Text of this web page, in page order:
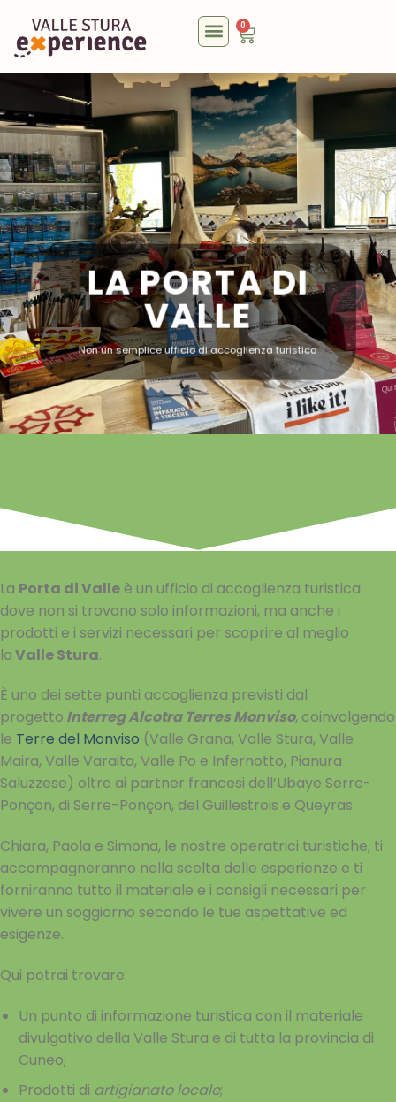
0
LA PORTA DI
VALLE
Non un semplice ufficio di accoglienza turistica
La Porta di Valle è un ufficio di accoglienza turistica
dove non si trovano solo informazioni, ma anche i
prodotti e i servizi necessari per scoprire al meglio
laValle Stura.
È uno dei sette punti accoglienza previsti dal
progetto Interreg Alcotra Terres Monviso, coinvolgendo
le Terre del Monviso (Valle Grana, Valle Stura, Valle
Maira, Valle Varaita, Valle Po e Infernotto, Pianura
Saluzzese) oltre ai partner francesi dell’Ubaye Serre-
Ponçon, di Serre-Ponçon, del Guillestrois e Queyras.
Chiara, Paola e Simona, le nostre operatrici turistiche, ti
accompagneranno nella scelta delle esperienze e ti
forniranno tutto il materiale e i consigli necessari per
vivere un soggiorno secondo le tue aspettative ed
esigenze.
Qui potrai trovare:
Un punto di informazione turistica con il materiale
divulgativo della Valle Stura e di tutta la provincia di
Cuneo;
Prodotti di artigianato locale;